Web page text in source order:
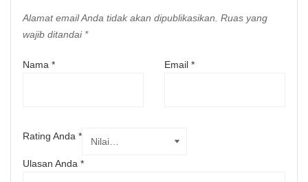
Alamat email Anda tidak akan dipublikasikan. Ruas yang
wajib ditandai *
Nama * Email *
Rating Anda *
Ulasan Anda *